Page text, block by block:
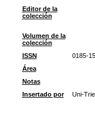
Editor de la
colección
Volumen de la
colección
ISSN
0185-
Área
Notas
Insertado por
Uni-